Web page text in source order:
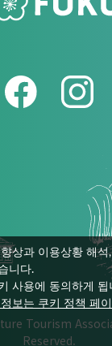
Tourism
Reserved.
상과 이용상황 해석
니다.
사용에 동의하게 됩
보는 쿠키 정책 페